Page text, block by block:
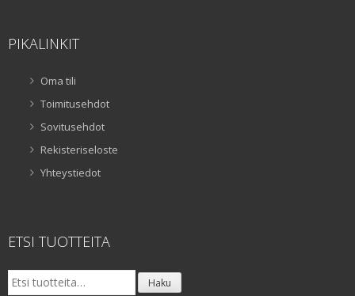
PIKALINKIT
Oma tili
Toimitusehdot
Sovitusehdot
Rekisteriseloste
Yhteystiedot
ETSI TUOTTEITA
Etsi: Haku